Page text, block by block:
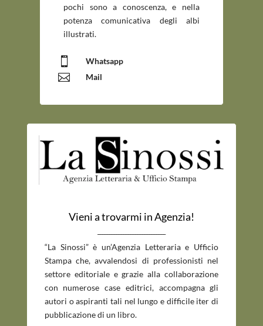
pochi sono a conoscenza, e nella
potenza comunicativa degli albi
illustrati.
 Whatsapp
 Mail
Vieni a trovarmi in Agenzia!
“La Sinossi” è un’Agenzia Letteraria e Ufficio
Stampa che, avvalendosi di professionisti nel
settore editoriale e grazie alla collaborazione
con numerose case editrici, accompagna gli
autori o aspiranti tali nel lungo e difficile iter di
pubblicazione di un libro.